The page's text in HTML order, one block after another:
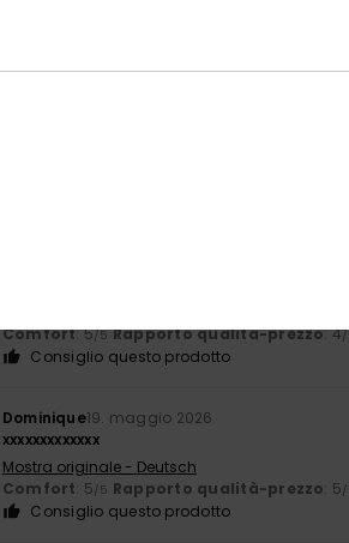
Comfort: 5/5 Rapporto qualità-prezzo: 4
Consiglio questo prodotto
Dominique19. maggio 2026
xxxxxxxxxxxxx
Mostra originale - Deutsch
Comfort: 5/5 Rapporto qualità-prezzo: 5
Consiglio questo prodotto